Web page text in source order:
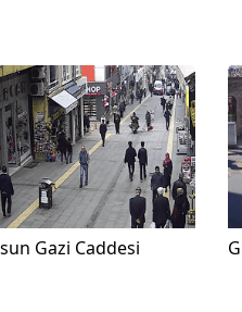
Gazi Caddesi